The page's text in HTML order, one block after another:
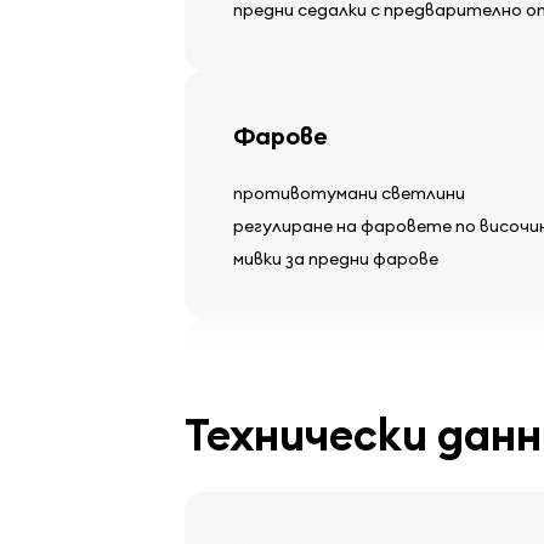
предни седалки с предварително
Фарове
противотумани светлини
регулиране на фаровете по
мивки за предни фарове
леки алуминиеви джанти
Технически